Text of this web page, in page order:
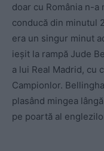
doar cu România n-a
conducă din minutul
era un singur minut
ieșit la rampă Jude
a lui Real Madrid, cu
Campionlor.
plasând mingea
pe poartă al